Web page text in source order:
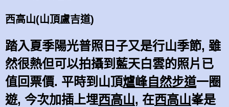
西高山(山頂盧吉道)
踏入夏季陽光普照 日子又是行山季節, 雖
然很熱但可以拍攝到藍天白雲的照片已
值回票價. 平時到山頂爐峰自然步道一圈
遊, 今次加插上埋西高山, 在西高山峯是